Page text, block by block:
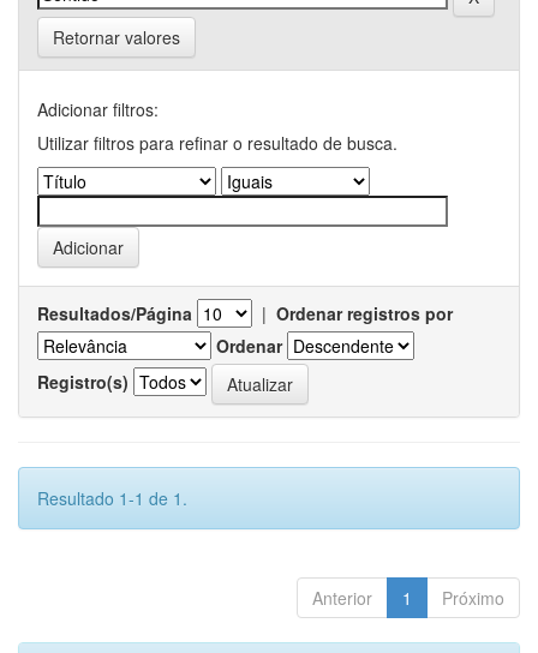
Retornar valores
Adicionar filtros:
Utilizar filtros para refinar o resultado de busca.
Resultados/Página | Ordenar registros por
Ordenar
Registro(s)
Resultado 1-1 de 1.
Anterior 1 Próximo